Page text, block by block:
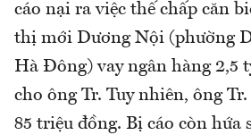
cáo nại ra việc thế chấp căn
thị mới Dương Nội (phường
Hà Đông) vay ngân hàng 2,5
cho ông Tr. Tuy nhiên, ông
85 triệu đồng. Bị cáo còn hứa